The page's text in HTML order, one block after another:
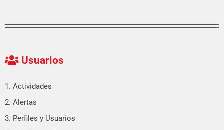
Usuarios
1. Actividades
2. Alertas
3. Perfiles y Usuarios